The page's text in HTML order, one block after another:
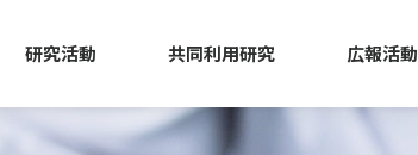
研究活動 共同利用研究 広報活動